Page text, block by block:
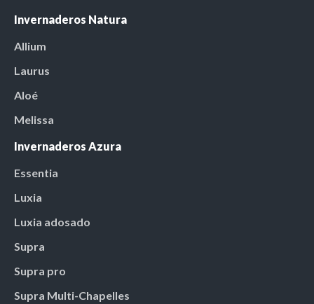
Invernaderos Natura
Allium
Laurus
Aloé
Melissa
Invernaderos Azura
Essentia
Luxia
Luxia adosado
Supra
Supra pro
Supra Multi-Chapelles